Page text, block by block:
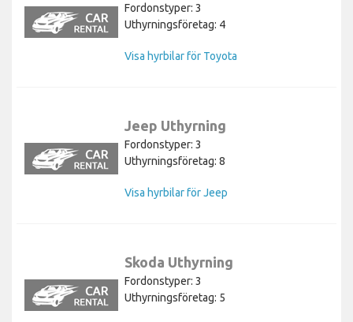
Fordonstyper: 3
Uthyrningsföretag: 4
Visa hyrbilar för Toyota
Jeep Uthyrning
Fordonstyper: 3
Uthyrningsföretag: 8
Visa hyrbilar för Jeep
Skoda Uthyrning
Fordonstyper: 3
Uthyrningsföretag: 5